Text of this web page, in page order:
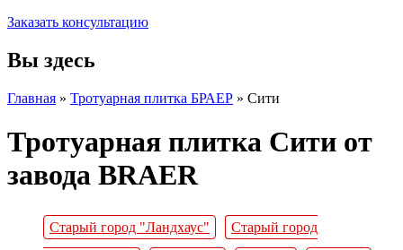
Заказать консультацию
Вы здесь
Главная » Тротуарная плитка БРАЕР » Сити
Тротуарная плитка Сити от
завода BRAER
Старый город "Ландхаус" Старый город